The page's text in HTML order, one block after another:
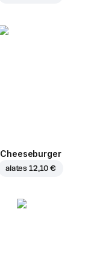
Cheeseburger
alates 12,10 €